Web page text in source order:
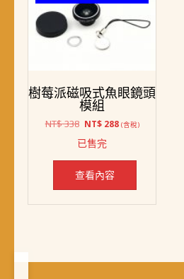
樹莓派磁吸式魚眼鏡頭
模組
NT$338 原
價
格：
NT$ 338。
NT$288目
格：
(含稅)
已售完
查看內容